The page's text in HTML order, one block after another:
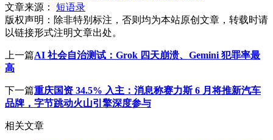
文章来源：
短语录
版权声明： 除非特别标注，否则均为本站原创文章，转载时请
以链接形式注明文章出处。
上一篇AI 社会自治测试：Grok 四天崩溃、Gemini 犯罪率最
高
下一篇重庆国资 34.5% 入主：消息称赛力斯 6 月将推新汽车
品牌，字节跳动火山引擎深度参与
相关文章